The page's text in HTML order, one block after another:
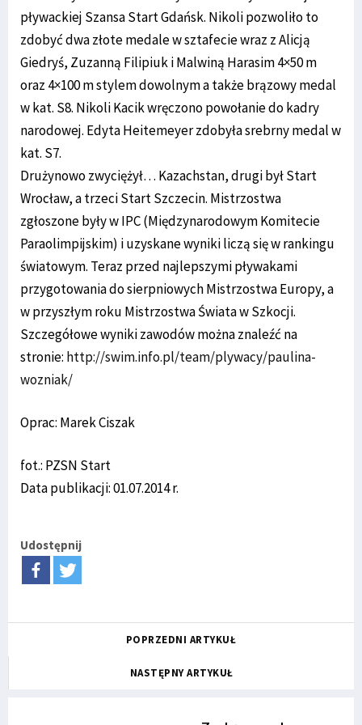
pływackiej Szansa Start Gdańsk. Nikoli pozwoliło to
zdobyć dwa złote medale w sztafecie wraz z Alicją
Giedryś, Zuzanną Filipiuk i Malwiną Harasim 4×50 m
oraz 4×100 m stylem dowolnym a także brązowy medal
w kat. S8. Nikoli Kacik wręczono powołanie do kadry
narodowej. Edyta Heitemeyer zdobyła srebrny medal w
kat. S7.
Drużynowo zwyciężył… Kazachstan, drugi był Start
Wrocław, a trzeci Start Szczecin. Mistrzostwa
zgłoszone były w IPC (Międzynarodowym Komitecie
Paraolimpijskim) i uzyskane wyniki liczą się w rankingu
światowym. Teraz przed najlepszymi pływakami
przygotowania do sierpniowych Mistrzostwa Europy, a
w przyszłym roku Mistrzostwa Świata w Szkocji.
Szczegółowe wyniki zawodów można znaleźć na
stronie: http://swim.info.pl/team/plywacy/paulina-
wozniak/
Oprac: Marek Ciszak
fot.: PZSN Start
Data publikacji: 01.07.2014 r.
Udostępnij
POPRZEDNI ARTYKUŁ
NASTĘPNY ARTYKUŁ